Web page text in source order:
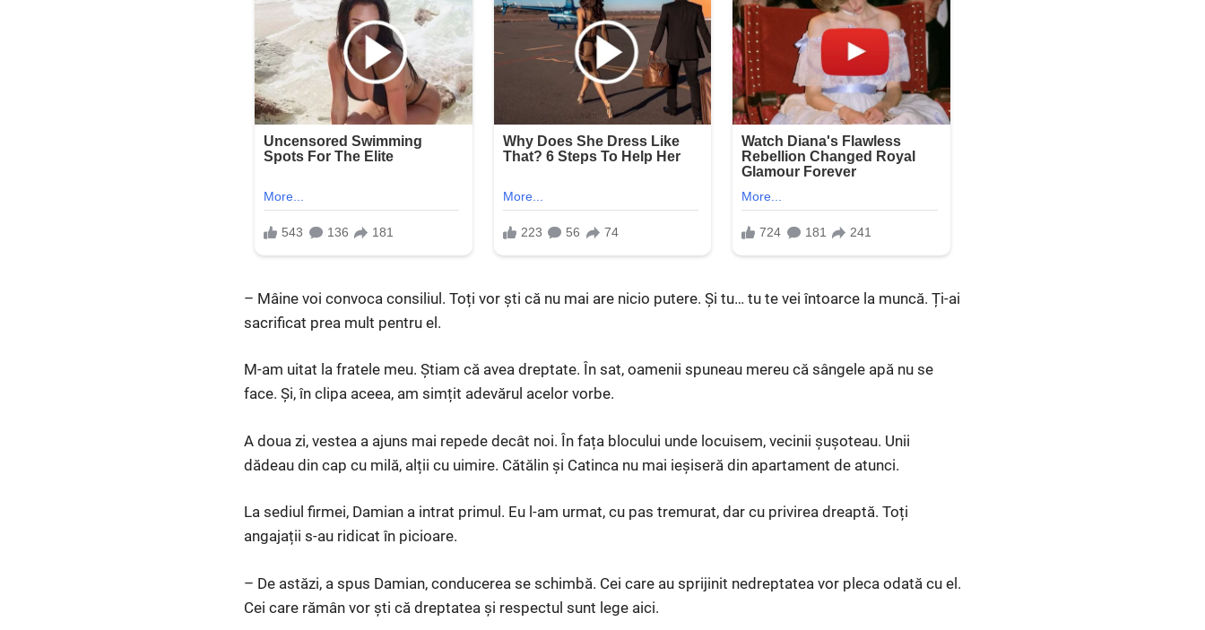
– Mâine voi convoca consiliul. Toți vor ști că nu mai are nicio putere. Și tu… tu te vei întoarce la muncă. Ți-ai
sacrificat prea mult pentru el.
M-am uitat la fratele meu. Știam că avea dreptate. În sat, oamenii spuneau mereu că sângele apă nu se
face. Și, în clipa aceea, am simțit adevărul acelor vorbe.
A doua zi, vestea a ajuns mai repede decât noi. În fața blocului unde locuisem, vecinii șușoteau. Unii
dădeau din cap cu milă, alții cu uimire. Cătălin și Catinca nu mai ieșiseră din apartament de atunci.
La sediul firmei, Damian a intrat primul. Eu l-am urmat, cu pas tremurat, dar cu privirea dreaptă. Toți
angajații s-au ridicat în picioare.
– De astăzi, a spus Damian, conducerea se schimbă. Cei care au sprijinit nedreptatea vor pleca odată cu el.
Cei care rămân vor ști că dreptatea și respectul sunt lege aici.